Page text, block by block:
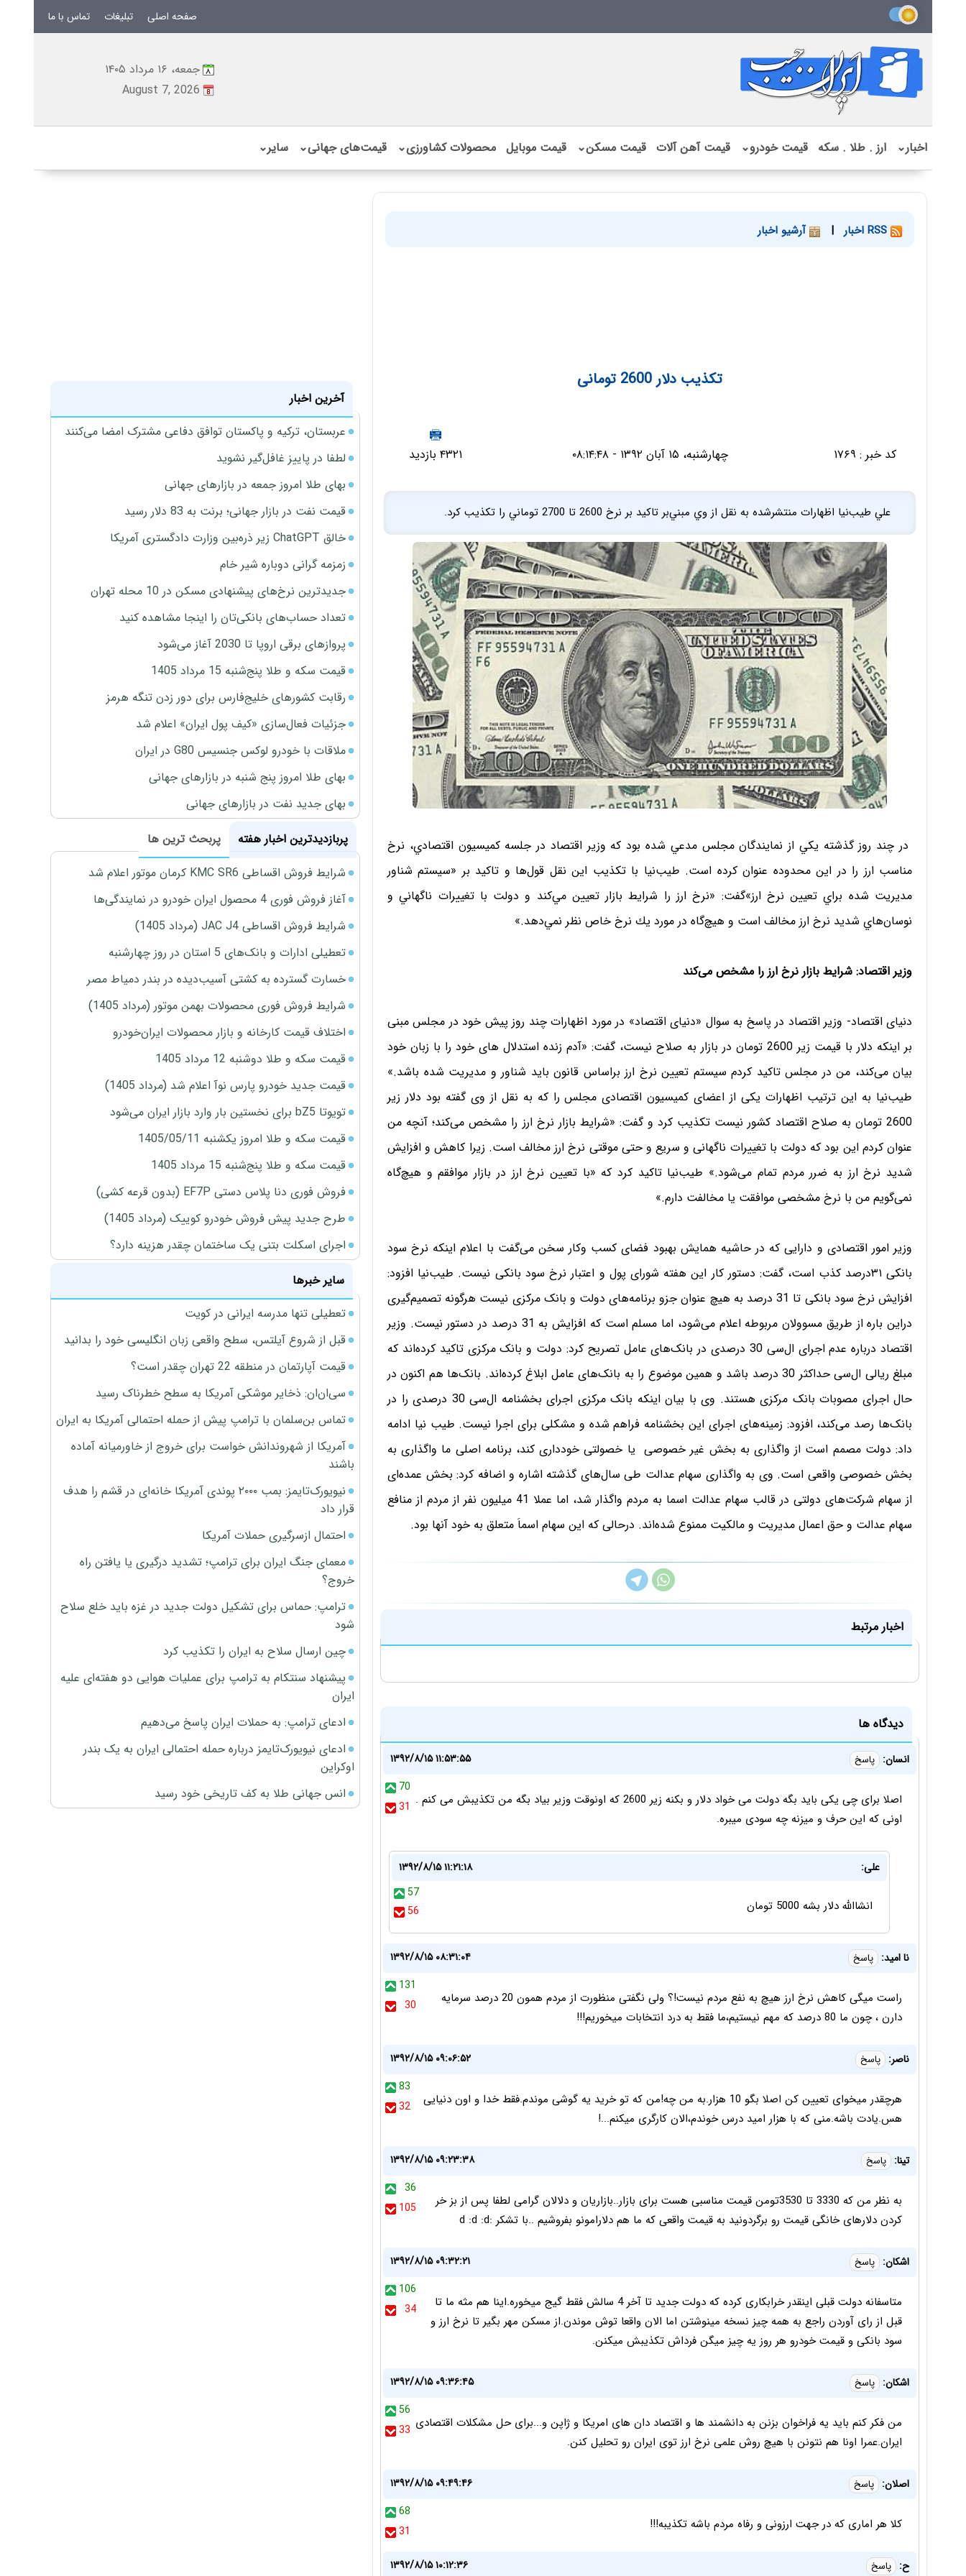
صفحه اصلی تبلیغات تماس با ما
جمعه، ۱۶ مرداد ۱۴۰۵
August 7, 2026
اخبار⌄ ارز . طلا . سکه قیمت خودرو⌄ قیمت آهن آلات قیمت مسکن⌄ قیمت موبایل محصولات کشاورزی⌄ قیمت‌های جهانی⌄ سایر⌄
| آرشیو اخبار
تکذیب دلار 2600 تومانی
کد خبر : ۱۷۶۹ چهارشنبه، ۱۵ آبان ۱۳۹۲ - ۰۸:۱۴:۴۸ ۴۳۲۱ بازدید
علي طيب‌نيا اظهارات منتشرشده به نقل از وي مبني‌بر تاكيد بر نرخ 2600 تا 2700 توماني را تكذیب كرد.
در چند روز گذشته يكي از نمايندگان مجلس مدعي شده بود كه وزير اقتصاد در جلسه كميسيون اقتصادي، نرخ
مناسب ارز را در اين محدوده عنوان كرده است. طيب‌نيا با تكذيب اين نقل قول‌ها و تاكيد بر «سيستم شناور
مديريت شده براي تعيين نرخ ارز»گفت: «نرخ ارز را شرايط بازار تعيين مي‌كند و دولت با تغييرات ناگهاني و
نوسان‌هاي شديد نرخ ارز مخالف است و هيچ‌گاه در مورد يك نرخ خاص نظر نمي‌دهد.»
وزیر اقتصاد: شرایط بازار نرخ ارز را مشخص می‌کند
دنیای اقتصاد- وزیر اقتصاد در پاسخ به سوال «دنیای اقتصاد» در مورد اظهارات چند روز پیش خود در مجلس مبنی
بر اینکه دلار با قیمت زیر 2600 تومان در بازار به صلاح نیست، گفت: «آدم زنده استدلال های خود را با زبان خود
بیان می‌کند، من در مجلس تاکید کردم سیستم تعیین نرخ ارز براساس قانون باید شناور و مدیریت شده باشد.»
طیب‌نیا به این ترتیب اظهارات یکی از اعضای کمیسیون اقتصادی مجلس را که به نقل از وی گفته بود دلار زیر
2600 تومان به صلاح اقتصاد کشور نیست تکذیب کرد و گفت: «شرایط بازار نرخ ارز را مشخص می‌کند؛ آنچه من
عنوان کردم این بود که دولت با تغییرات ناگهانی و سریع و حتی موقتی نرخ ارز مخالف است. زیرا کاهش و افزایش
شدید نرخ ارز به ضرر مردم تمام می‌شود.» طیب‌نیا تاکید کرد که «با تعیین نرخ ارز در بازار موافقم و هیچ‌گاه
نمی‌گویم من با نرخ مشخصی موافقت یا مخالفت دارم.»
وزیر امور اقتصادی و دارایی که در حاشیه همایش بهبود فضای کسب وکار سخن می‌گفت با اعلام اینکه نرخ سود
بانکی ۳۱درصد کذب است، گفت: دستور کار این هفته شورای پول و اعتبار نرخ سود بانکی نیست. طیب‌نیا افزود:
افزایش نرخ سود بانکی تا 31 درصد به هیچ عنوان جزو برنامه‌های دولت و بانک مرکزی نیست هرگونه تصمیم‌گیری
دراین باره از طریق مسوولان مربوطه اعلام می‌شود، اما مسلم است که افزایش به 31 درصد در دستور نیست. وزیر
اقتصاد درباره عدم اجرای ال‌سی 30 درصدی در بانک‌های عامل تصریح کرد: دولت و بانک مرکزی تاکید کرده‌اند که
مبلغ ریالی ال‌سی حداکثر 30 درصد باشد و همین موضوع را به بانک‌های عامل ابلاغ کرده‌اند. بانک‌ها هم اکنون در
حال اجرای مصوبات بانک مرکزی هستند. وی با بیان اینکه بانک مرکزی اجرای بخشنامه ال‌سی 30 درصدی را در
بانک‌ها رصد می‌کند، افزود: زمینه‌های اجرای این بخشنامه فراهم شده و مشکلی برای اجرا نیست. طیب نیا ادامه
داد: دولت مصمم است از واگذاری به بخش غیر خصوصی یا خصولتی خودداری کند، برنامه اصلی ما واگذاری به
بخش خصوصی واقعی است. وی به واگذاری سهام عدالت طی سال‌های گذشته اشاره و اضافه کرد: بخش عمده‌ای
از سهام شرکت‌های دولتی در قالب سهام عدالت اسما به مردم واگذار شد، اما عملا 41 میلیون نفر از مردم از منافع
سهام عدالت و حق اعمال مدیریت و مالکیت ممنوع شده‌اند. درحالی که این سهام اسماَ متعلق به خود آنها بود.
اخبار مرتبط
دیدگاه ها
انسان: پاسخ
۱۳۹۲/۸/۱۵ ۱۱:۵۳:۵۵
70
31 اصلا برای چی یکی باید بگه دولت می خواد دلار و بکنه زیر 2600 که اونوقت وزیر بیاد بگه من تکذیبش می کنم .
اونی که این حرف و میزنه چه سودی میبره.
علی:
۱۳۹۲/۸/۱۵ ۱۱:۲۱:۱۸
57
56
انشاالله دلار بشه 5000 تومان
نا امید: پاسخ
۱۳۹۲/۸/۱۵ ۰۸:۳۱:۰۴
131
30
راست میگی کاهش نرخ ارز هیچ به نفع مردم نیست!؟ ولی نگفتی منظورت از مردم همون 20 درصد سرمایه
دارن ، چون ما 80 درصد که مهم نیستیم،ما فقط به درد انتخابات میخوریم!!!
ناصر: پاسخ
۱۳۹۲/۸/۱۵ ۰۹:۰۶:۵۲
83
32
هرچقدر میخوای تعیین کن اصلا بگو 10 هزار.به من چه!من که تو خرید یه گوشی موندم.فقط خدا و اون دنیایی
هس.یادت باشه.منی که با هزار امید درس خوندم،الان کارگری میکنم...!
تینا: پاسخ
۱۳۹۲/۸/۱۵ ۰۹:۲۳:۳۸
36
105
به نظر من که 3330 تا 3530تومن قیمت مناسبی هست برای بازار..بازاریان و دلالان گرامی لطفا پس از بز خر
کردن دلارهای خانگی قیمت رو برگردونید به قیمت واقعی که ما هم دلارامونو بفروشیم ..با تشکر :d :d :d
اشکان: پاسخ
۱۳۹۲/۸/۱۵ ۰۹:۳۲:۲۱
106
34
متاسفانه دولت قبلی اینقدر خرابکاری کرده که دولت جدید تا آخر 4 سالش فقط گیج میخوره.اینا هم مثه ما تا
قبل از رای آوردن راجع به همه چیز نسخه مینوشتن اما الان واقعا توش موندن.از مسکن مهر بگیر تا نرخ ارز و
سود بانکی و قیمت خودرو هر روز یه چیز میگن فرداش تکذیبش میکنن.
اشکان: پاسخ
۱۳۹۲/۸/۱۵ ۰۹:۳۶:۴۵
56
33 من فکر کنم باید یه فراخوان بزنن به دانشمند ها و اقتصاد دان های امریکا و ژاپن و...برای حل مشکلات اقتصادی
ایران.عمرا اونا هم نتونن با هیچ روش علمی نرخ ارز توی ایران رو تحلیل کنن.
اصلان: پاسخ
۱۳۹۲/۸/۱۵ ۰۹:۴۹:۴۶
68
31
کلا هر اماری که در جهت ارزونی و رفاه مردم باشه تکذیبه!!!
ح: پاسخ ۱۳۹۲/۸/۱۵ ۱۰:۱۲:۳۶
آخرین اخبار
عربستان، ترکیه و پاکستان توافق دفاعی مشترک امضا می‌کنند
لطفا در پاییز غافل‌گیر نشوید
بهای طلا امروز جمعه در بازارهای جهانی
قیمت نفت در بازار جهانی؛ برنت به 83 دلار رسید
خالق ChatGPT زیر ذره‌بین وزارت دادگستری آمریکا
زمزمه گرانی دوباره شیر خام
جدیدترین نرخ‌های پیشنهادی مسکن در 10 محله تهران
تعداد حساب‌های بانکی‌تان را اینجا مشاهده کنید
پروازهای برقی اروپا تا 2030 آغاز می‌شود
قیمت سکه و طلا پنج‌شنبه 15 مرداد 1405
رقابت کشورهای خلیج‌فارس برای دور زدن تنگه هرمز
جزئیات فعال‌سازی «کیف پول ایران» اعلام شد
ملاقات با خودرو لوکس جنسیس G80 در ایران
بهای طلا امروز پنج شنبه در بازارهای جهانی
بهای جدید نفت در بازارهای جهانی
پربازدیدترین اخبار هفته
پربحث ترین ها
شرایط فروش اقساطی KMC SR6 کرمان موتور اعلام شد
آغاز فروش فوری 4 محصول ایران خودرو در نمایندگی‌ها
شرایط فروش اقساطی JAC J4 (مرداد 1405)
تعطیلی ادارات و بانک‌های 5 استان در روز چهارشنبه
خسارت گسترده به کشتی آسیب‌دیده در بندر دمیاط مصر
شرایط فروش فوری محصولات بهمن موتور (مرداد 1405)
اختلاف قیمت کارخانه و بازار محصولات ایران‌خودرو
قیمت سکه و طلا دوشنبه 12 مرداد 1405
قیمت جدید خودرو پارس نوآ اعلام شد (مرداد 1405)
تویوتا bZ5 برای نخستین بار وارد بازار ایران می‌شود
قیمت سکه و طلا امروز یکشنبه 1405/05/11
قیمت سکه و طلا پنج‌شنبه 15 مرداد 1405
فروش فوری دنا پلاس دستی EF7P (بدون قرعه کشی)
طرح جدید پیش فروش خودرو کوییک (مرداد 1405)
اجرای اسکلت بتنی یک ساختمان چقدر هزینه دارد؟
سایر خبرها
تعطیلی تنها مدرسه ایرانی در کویت
قبل از شروع آیلتس، سطح واقعی زبان انگلیسی خود را بدانید
قیمت آپارتمان در منطقه 22 تهران چقدر است؟
سی‌ان‌ان: ذخایر موشکی آمریکا به سطح خطرناک رسید
تماس بن‌سلمان با ترامپ پیش از حمله احتمالی آمریکا به ایران
آمریکا از شهروندانش خواست برای خروج از خاورمیانه آماده
باشند
نیویورک‌تایمز: بمب ۲۰۰۰ پوندی آمریکا خانه‌ای در قشم را هدف
قرار داد
احتمال ازسرگیری حملات آمریکا
معمای جنگ ایران برای ترامپ؛ تشدید درگیری یا یافتن راه
خروج؟
ترامپ: حماس برای تشکیل دولت جدید در غزه باید خلع سلاح
شود
چین ارسال سلاح به ایران را تکذیب کرد
پیشنهاد سنتکام به ترامپ برای عملیات هوایی دو هفته‌ای علیه
ایران
ادعای ترامپ: به حملات ایران پاسخ می‌دهیم
ادعای نیویورک‌تایمز درباره حمله احتمالی ایران به یک بندر
اوکراین
انس جهانی طلا به کف تاریخی خود رسید